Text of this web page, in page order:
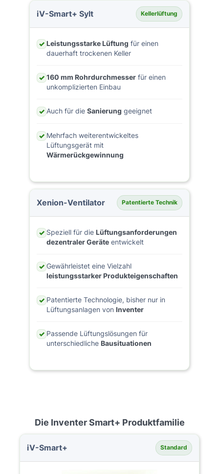
iV-Smart+ Sylt Kellerlüftung
✓ Leistungsstarke Lüftung für einen
dauerhaft trockenen Keller
✓ 160 mm Rohrdurchmesser für einen
unkomplizierten Einbau
✓ Auch für die Sanierung geeignet
✓ Mehrfach weiterentwickeltes
Lüftungsgerät mit
Wärmerückgewinnung
Xenion-Ventilator Patentierte Technik
✓ Speziell für die Lüftungsanforderungen
dezentraler Geräte entwickelt
✓ Gewährleistet eine Vielzahl
leistungsstarker Produkteigenschaften
✓ Patentierte Technologie, bisher nur in
Lüftungsanlagen von Inventer
✓ Passende Lüftungslösungen für
unterschiedliche Bausituationen
Die Inventer Smart+ Produktfamilie
iV-Smart+ Standard